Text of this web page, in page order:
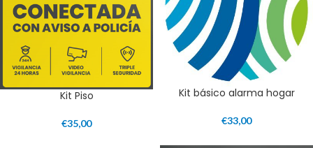
Kit Piso
€35,00
Kit básico alarma hogar
€33,00